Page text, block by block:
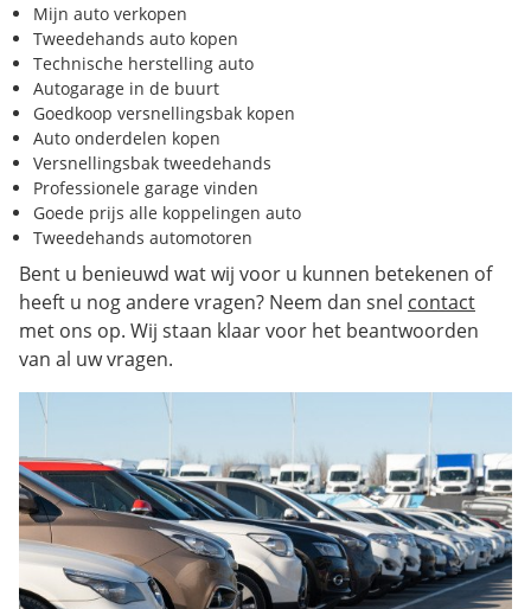
Mijn auto verkopen
Tweedehands auto kopen
Technische herstelling auto
Autogarage in de buurt
Goedkoop versnellingsbak kopen
Auto onderdelen kopen
Versnellingsbak tweedehands
Professionele garage vinden
Goede prijs alle koppelingen auto
Tweedehands automotoren
Bent u benieuwd wat wij voor u kunnen betekenen of
heeft u nog andere vragen? Neem dan snel contact
met ons op. Wij staan klaar voor het beantwoorden
van al uw vragen.